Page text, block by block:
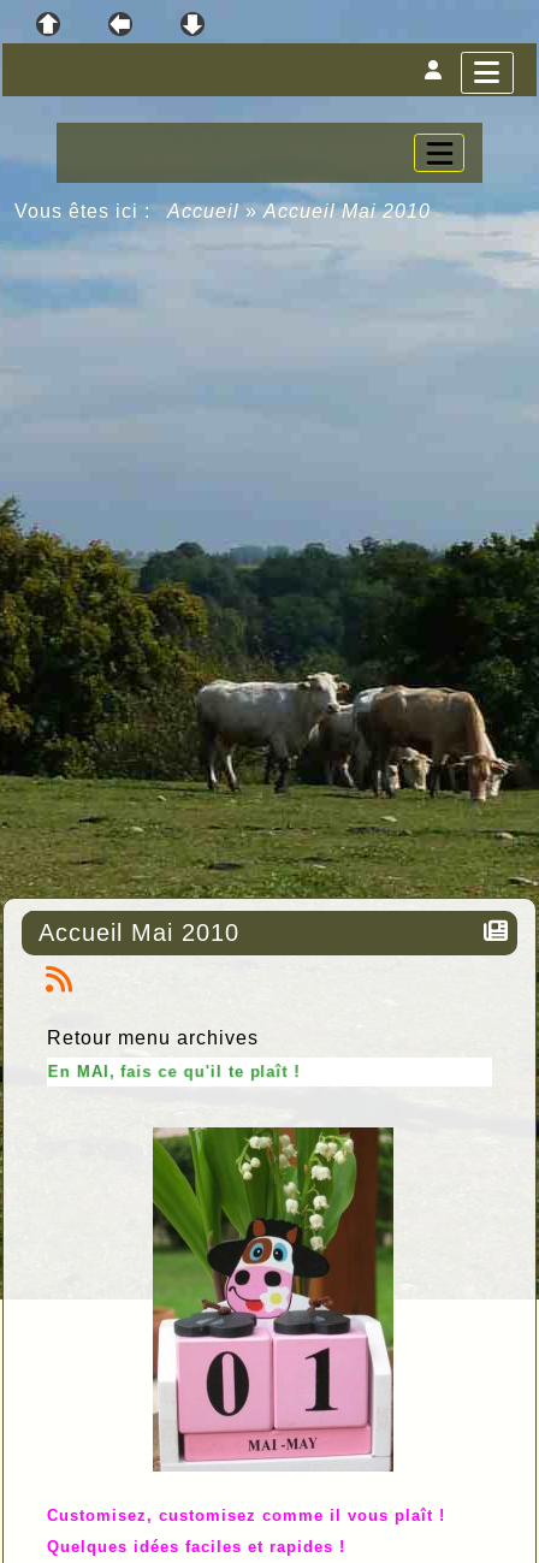
Vous êtes ici : Accueil »Accueil Mai 2010
Accueil Mai 2010
Retour menu archives
En MAI, fais ce qu'il te plaît !
Customisez, customisez comme il vous plaît !
Quelques idées faciles et rapides !